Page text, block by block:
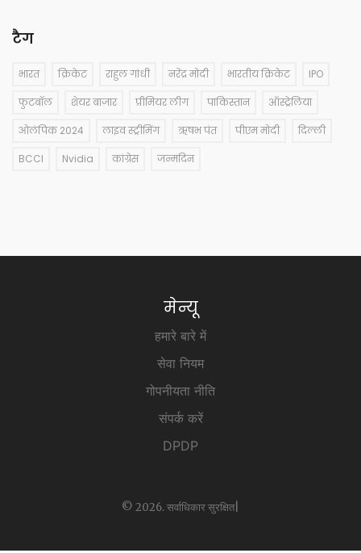
टैग
भारत क्रिकेट राहुल गांधी नरेंद्र मोदी भारतीय क्रिकेट IPO
फुटबॉल शेयर बाजार प्रीमियर लीग पाकिस्तान ऑस्ट्रेलिया
ओलंपिक 2024 लाइव स्ट्रीमिंग ऋषभ पंत पीएम मोदी दिल्ली
BCCI Nvidia कांग्रेस जन्मदिन
मेन्यू
हमारे बारे में
सेवा नियम
गोपनीयता नीति
संपर्क करें
DPDP
© 2026. सर्वाधिकार सुरक्षित|